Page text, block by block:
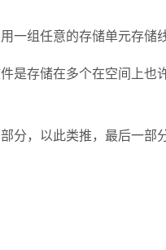
一组任意的存储单元存储
是存储在多个在空间上也
分，以此类推，最后一部